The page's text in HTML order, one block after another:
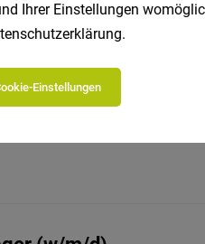
Ihrer Einstellungen
.
Einstellungen